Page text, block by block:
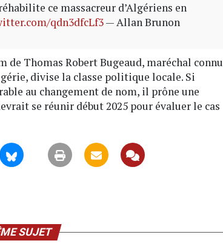
ce massacreur d’Algériens en
qdn3dfcLf3— Allan Brunon
Thomas Robert Bugeaud, maréchal connu
divise la classe politique locale. Si
au changement de nom, il prône une
se réunir début 2025 pour évaluer le cas
SUJET